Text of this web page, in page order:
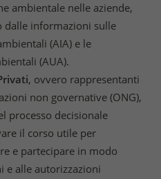
ambientale nelle aziende,
dalle informazioni sulle
(AIA) e le
(AUA).
, ovvero rappresentanti
non governative (ONG),
processo decisionale
il corso utile per
e partecipare in modo
e alle autorizzazioni